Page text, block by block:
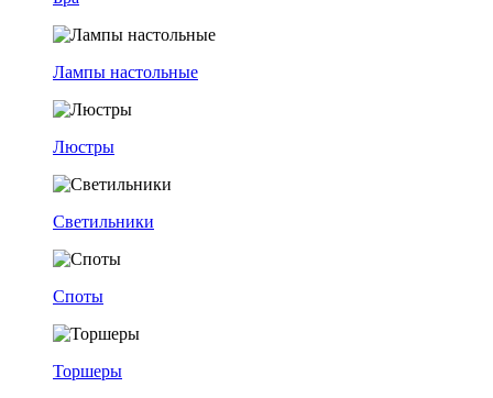
Лампы настольные
Люстры
Светильники
Споты
Торшеры